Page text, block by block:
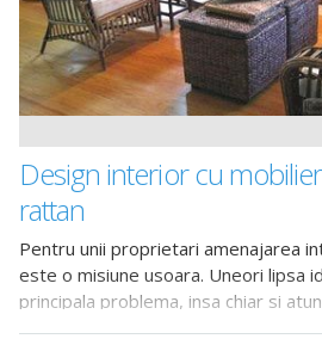
Design interior cu
rattan
Pentru unii proprietari amenajarea
este o misiune usoara. Uneori lipsa
principala problema, insa chiar si